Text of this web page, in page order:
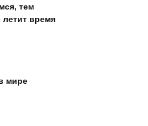
тем
время
мире